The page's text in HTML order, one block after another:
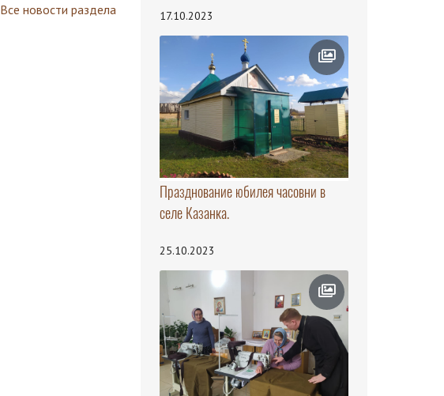
Все новости раздела 17.10.2023
Празднование юбилея часовни в
селе Казанка.
25.10.2023